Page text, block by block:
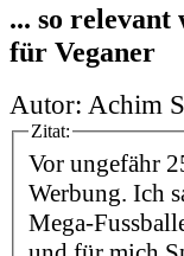
... so
für Veganer
Autor: Achim
Zitat:
Vor ungefähr
Werbung. Ich
Mega-